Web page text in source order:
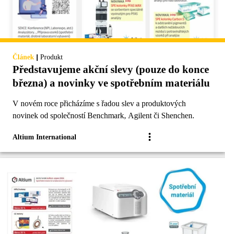
Článek | Produkt
Představujeme akční slevy (pouze do konce
března) a novinky ve spotřebním materiálu
V novém roce přicházíme s řadou slev a produktových
novinek od společností Benchmark, Agilent či Shenchen.
Altium International